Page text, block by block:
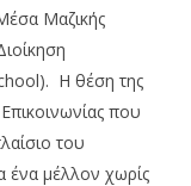
Μαζικής
Η θέση της
που
του
ένα μέλλον χωρίς